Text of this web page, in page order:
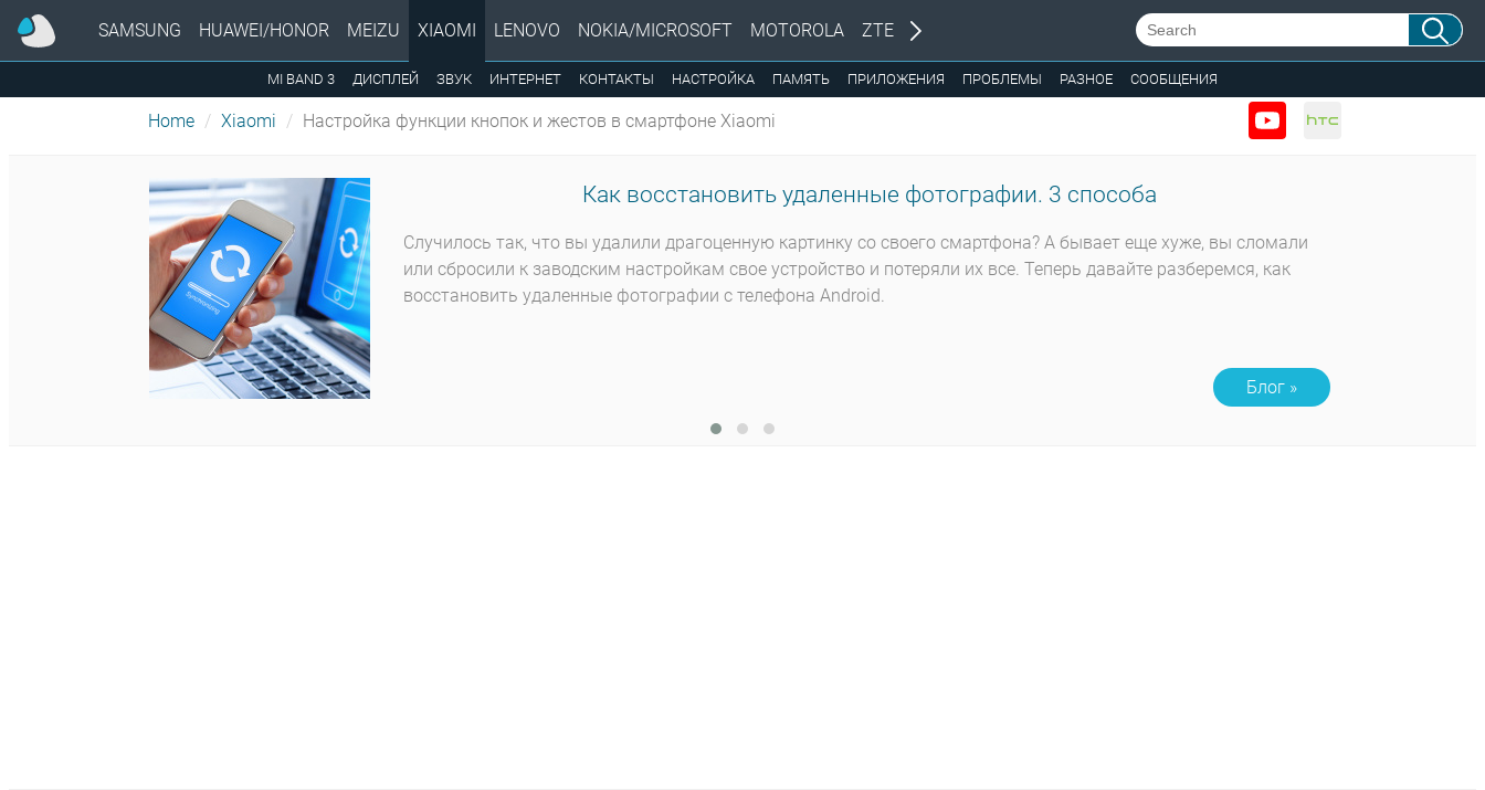
SAMSUNG HUAWEI/HONOR MEIZU XIAOMI
MI BAND 3 ДИСПЛЕЙ ЗВУК ИНТЕРНЕТ КОНТАКТЫ НАСТРОЙКА ПАМЯТЬ ПРИЛОЖЕНИЯ ПРОБЛЕМЫ РАЗНОЕ СООБЩЕНИЯ
LENOVO NOKIA/MICROSOFT MOTOROLA ZTE
Home Xiaomi Настройка функции кнопок и жестов в смартфоне Xiaomi
Как восстановить удаленные фотографии. 3 способа
Случилось так, что вы удалили драгоценную картинку со своего смартфона? А бывает еще хуже, вы сломали
или сбросили к заводским настройкам свое устройство и потеряли их все. Теперь давайте разберемся, как
восстановить удаленные фотографии с телефона Android.
Блог »